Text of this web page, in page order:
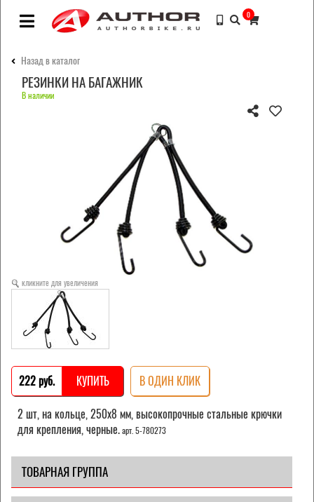
0
Назад в каталог
РЕЗИНКИ НА БАГАЖНИК
В наличии
кликните для увеличения
222 pуб. КУПИТЬ В ОДИН КЛИК
2 шт, на кольце, 250х8 мм, высокопрочные стальные крючки
для крепления, черные.арт. 5-780273
ТОВАРНАЯ ГРУППА